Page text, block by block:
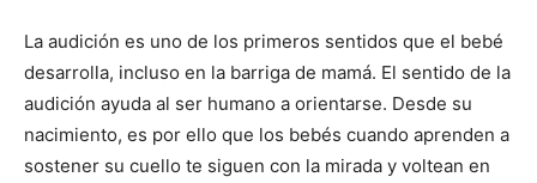
La audición es uno de los primeros sentidos que el bebé
desarrolla, incluso en la barriga de mamá. El sentido de la
audición ayuda al ser humano a orientarse. Desde su
nacimiento, es por ello que los bebés cuando aprenden a
sostener su cuello te siguen con la mirada y voltean en